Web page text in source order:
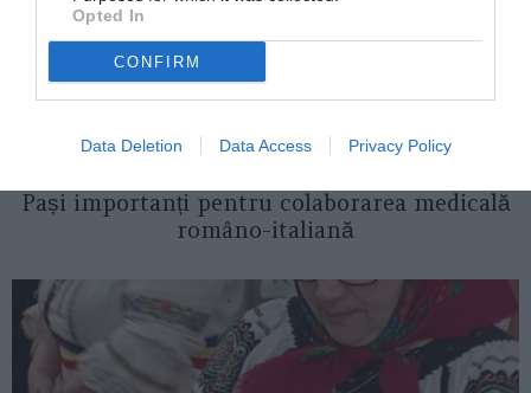
Opted In
CONFIRM
Data Deletion Data Access Privacy Policy
Pași importanți pentru colaborarea medicală
româno-italiană